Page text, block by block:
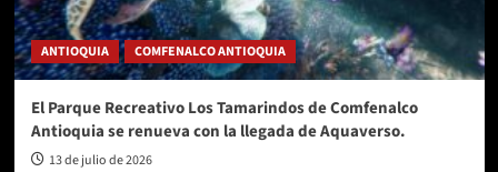
ANTIOQUIA COMFENALCO ANTIOQUIA
El Parque Recreativo Los Tamarindos de Comfenalco
Antioquia se renueva con la llegada de Aquaverso.
13 de julio de 2026